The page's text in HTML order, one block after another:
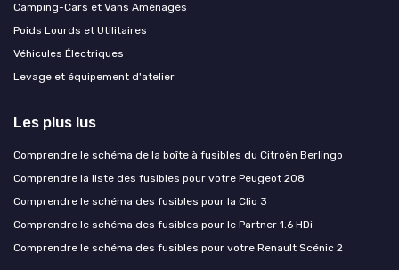
Camping-Cars et Vans Aménagés
Poids Lourds et Utilitaires
Véhicules Électriques
Levage et équipement d'atelier
Les plus lus
Comprendre le schéma de la boîte à fusibles du Citroën Berlingo
Comprendre la liste des fusibles pour votre Peugeot 208
Comprendre le schéma des fusibles pour la Clio 3
Comprendre le schéma des fusibles pour le Partner 1.6 HDi
Comprendre le schéma des fusibles pour votre Renault Scénic 2